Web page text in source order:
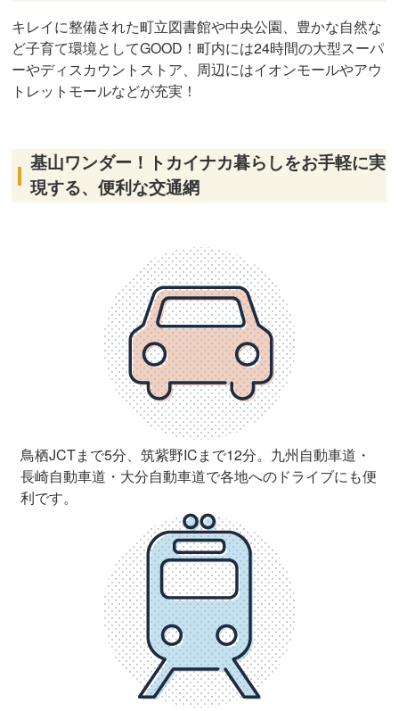
キレイに整備された町立図書館や中央公園、豊かな自然な
ど子育て環境としてGOOD！町内には24時間の大型スーパ
ーやディスカウントストア、周辺にはイオンモールやアウ
トレットモールなどが充実！
基山ワンダー！トカイナカ暮らしをお手軽に実
現する、便利な交通網
鳥栖JCTまで5分、筑紫野ICまで12分。九州自動車道・
長崎自動車道・大分自動車道で各地へのドライブにも便
利です。